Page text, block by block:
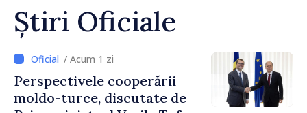
Știri Oficiale
/ Acum 1 zi
Perspectivele cooperării
moldo-turce, discutate de